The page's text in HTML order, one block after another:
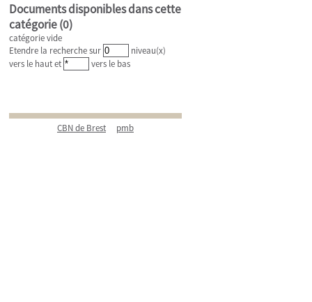
Documents disponibles dans cette
catégorie (0)
catégorie vide
Etendre la recherche sur
niveau(x)
vers le haut et
vers le bas
CBN de Brest pmb